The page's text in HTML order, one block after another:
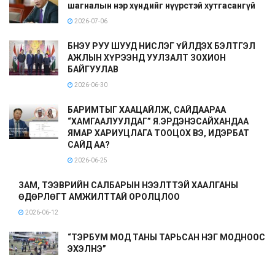
шагналын нэр хүндийг нүүрстэй хутгасангүй
2026-07-06
БНЭУ РУУ ШУУД НИСЛЭГ ҮЙЛДЭХ БЭЛТГЭЛ
АЖЛЫН ХҮРЭЭНД УУЛЗАЛТ ЗОХИОН
БАЙГУУЛАВ
2026-06-30
БАРИМТЫГ ХААЦАЙЛЖ, САЙДААРАА
“ХАМГААЛУУЛДАГ” Я.ЭРДЭНЭСАЙХАНДАА
ЯМАР ХАРИУЦЛАГА ТООЦОХ ВЭ, ИДЭРБАТ
САЙД АА?
2026-06-25
ЗАМ, ТЭЭВРИЙН САЛБАРЫН НЭЭЛТТЭЙ ХААЛГАНЫ
ӨДӨРЛӨГТ АМЖИЛТТАЙ ОРОЛЦЛОО
2026-06-12
“ТЭРБУМ МОД ТАНЫ ТАРЬСАН НЭГ МОДНООС
ЭХЭЛНЭ”